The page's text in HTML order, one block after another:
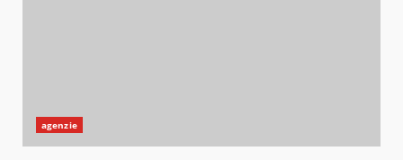
agenzie